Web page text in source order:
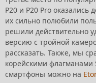
P20 и P20 Pro
их сильно полюбили
решили действительно
версию с тройной
рассказать. Также, мы
корейскими флагманами
смартфоны можно на